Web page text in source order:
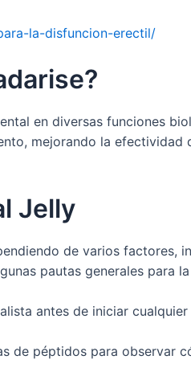
la-disfuncion-erectil/
en diversas funciones
mejorando la efectividad
Jelly
de varios factores,
pautas generales para
antes de iniciar
de péptidos para observar